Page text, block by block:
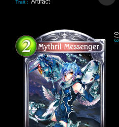
Trait : Artifact
0
/
3